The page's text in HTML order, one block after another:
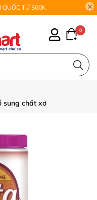
QUỐC TỪ 500K
0
sung chất xơ